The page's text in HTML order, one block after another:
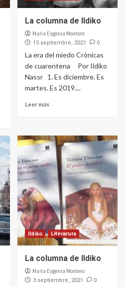
La columna de Ildiko
Maria Eugenia Montero
15 septiembre, 2021 0
La era del miedo Crónicas
de cuarentena Por Ildiko
Nassr 1. Es diciembre. Es
martes. Es 2019....
Leer más
Ildiko Literarura
La columna de Ildiko
Maria Eugenia Montero
3 septiembre, 2021 0